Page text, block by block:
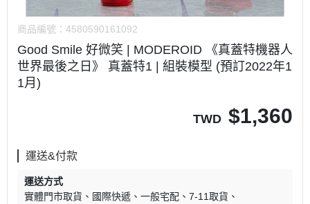
商品編號： 4580590161092
Good Smile 好微笑 | MODEROID 《真蓋特機器人
世界最後之日》 真蓋特1 | 組裝模型 (預訂2022年1
1月)
TWD $1,360
運送&付款
運送方式
實體門市取貨
國際快遞 一般宅配
7-11取貨